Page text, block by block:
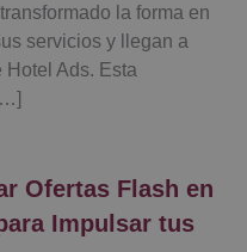
la forma en
servicios y llegan a
Hotel Ads. Esta
Ofertas Flash en
Impulsar tus